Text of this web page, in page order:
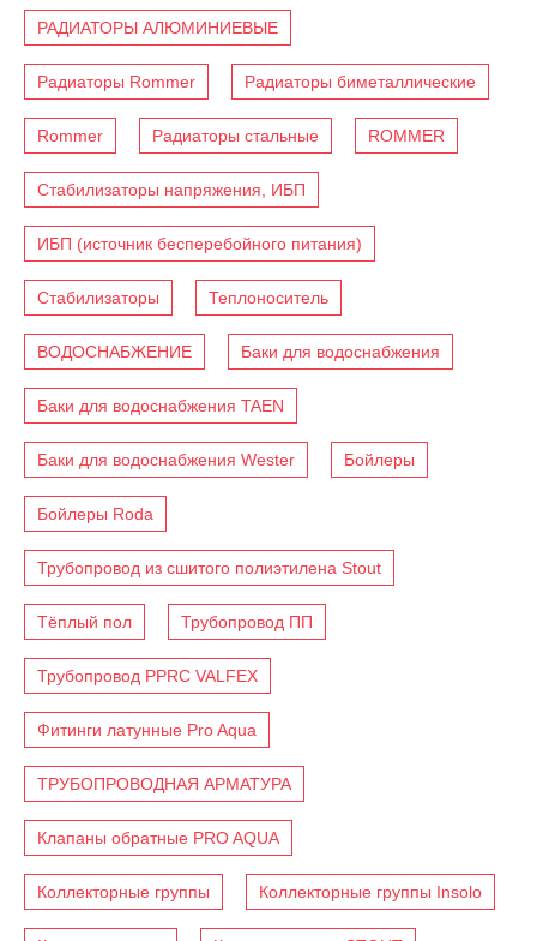
РАДИАТОРЫ АЛЮМИНИЕВЫЕ
Радиаторы Rommer Радиаторы биметаллические
Rommer Радиаторы стальные ROMMER
Стабилизаторы напряжения, ИБП
ИБП (источник бесперебойного питания)
Стабилизаторы Теплоноситель
ВОДОСНАБЖЕНИЕ Баки для водоснабжения
Баки для водоснабжения TAEN
Баки для водоснабжения Wester Бойлеры
Бойлеры Roda
Трубопровод из сшитого полиэтилена Stout
Тёплый пол Трубопровод ПП
Трубопровод PPRC VALFEX
Фитинги латунные Pro Aqua
ТРУБОПРОВОДНАЯ АРМАТУРА
Клапаны обратные PRO AQUA
Коллекторные группы Коллекторные группы Insolo